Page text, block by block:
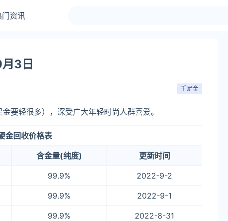
门资讯
3日
千足金
要轻很多），深受广大年轻时尚人群喜爱。
金回收价格表
含金量(纯度) 更新时间
99.9% 2022-9-2
99.9% 2022-9-1
99.9% 2022-8-31